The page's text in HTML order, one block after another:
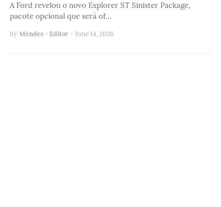
A Ford revelou o novo Explorer ST Sinister Package,
pacote opcional que será of…
by Mendes - Editor - June 14, 2026